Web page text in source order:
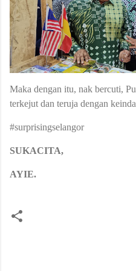
Maka dengan itu, nak bercuti,
terkejut dan teruja dengan
#surprisingselangor
SUKACITA,
AYIE.